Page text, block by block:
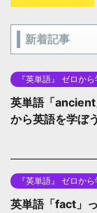
新着記事
『英単語』 ゼロから
英単語「ancient
から英語を学ぼ
『英単語』 ゼロから
英単語「fact」